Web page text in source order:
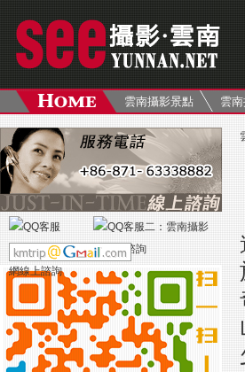
雲南攝影景點 雲